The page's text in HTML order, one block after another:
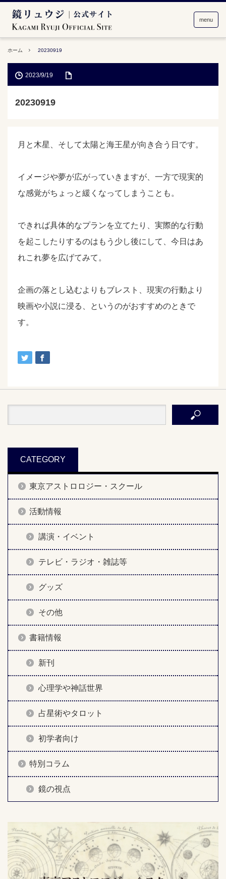
menu
ホーム 20230919
2023/9/19
20230919
月と木星、そして太陽と海王星が向き合う日です。
イメージや夢が広がっていきますが、一方で現実的
な感覚がちょっと緩くなってしまうことも。
できれば具体的なプランを立てたり、実際的な行動
を起こしたりするのはもう少し後にして、今日はあ
れこれ夢を広げてみて。
企画の落とし込むよりもブレスト、現実の行動より
映画や小説に浸る、というのがおすすめのときで
す。
CATEGORY
東京アストロロジー・スクール
活動情報
講演・イベント
テレビ・ラジオ・雑誌等
グッズ
その他
書籍情報
新刊
心理学や神話世界
占星術やタロット
初学者向け
特別コラム
鏡の視点